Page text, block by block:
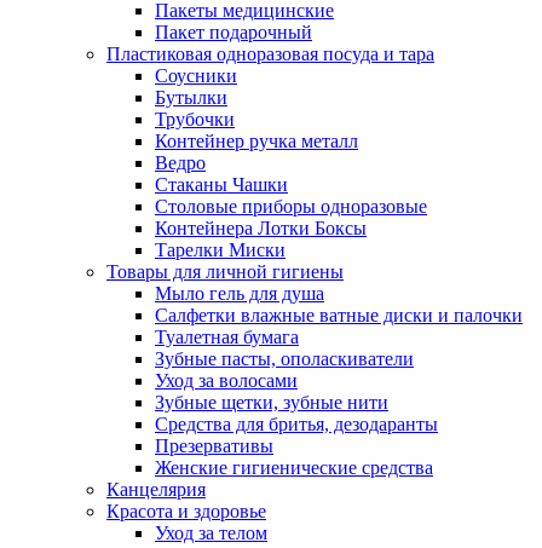
Пакеты медицинские
Пакет подарочный
Пластиковая одноразовая посуда и тара
Соусники
Бутылки
Трубочки
Контейнер ручка металл
Ведро
Стаканы Чашки
Столовые приборы одноразовые
Контейнера Лотки Боксы
Тарелки Миски
Товары для личной гигиены
Мыло гель для душа
Салфетки влажные ватные диски и палочки
Туалетная бумага
Зубные пасты, ополаскиватели
Уход за волосами
Зубные щетки, зубные нити
Средства для бритья, дезодаранты
Презервативы
Женские гигиенические средства
Канцелярия
Красота и здоровье
Уход за телом